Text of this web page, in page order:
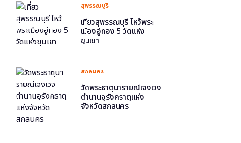
สุพรรณบุรี
เที่ยวสุพรรณบุรี ไหว้พระ
เมืองอู่ทอง 5 วัดแห่ง
ขุนเขา
สกลนคร
วัดพระธาตุนารายณ์เจงเวง
ตำนานอุรังคธาตุแห่ง
จังหวัดสกลนคร